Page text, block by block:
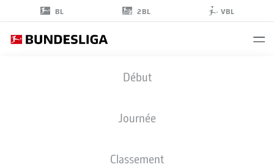
BL 2BL VBL
Début
Journée
Classement